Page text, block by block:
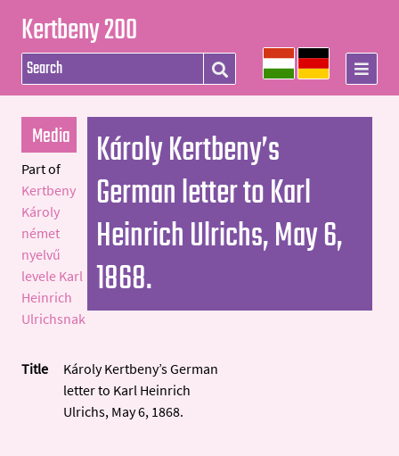
Kertbeny 200
Károly Kertbeny’s
German letter to Karl
Heinrich Ulrichs, May 6,
1868.
Media
Part of
Kertbeny
Károly
német
nyelvű
levele Karl
Heinrich
Ulrichsnak
Title
Károly Kertbeny’s German
letter to Karl Heinrich
Ulrichs, May 6, 1868.